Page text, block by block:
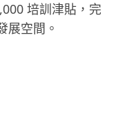
培訓津貼，完
展空間。